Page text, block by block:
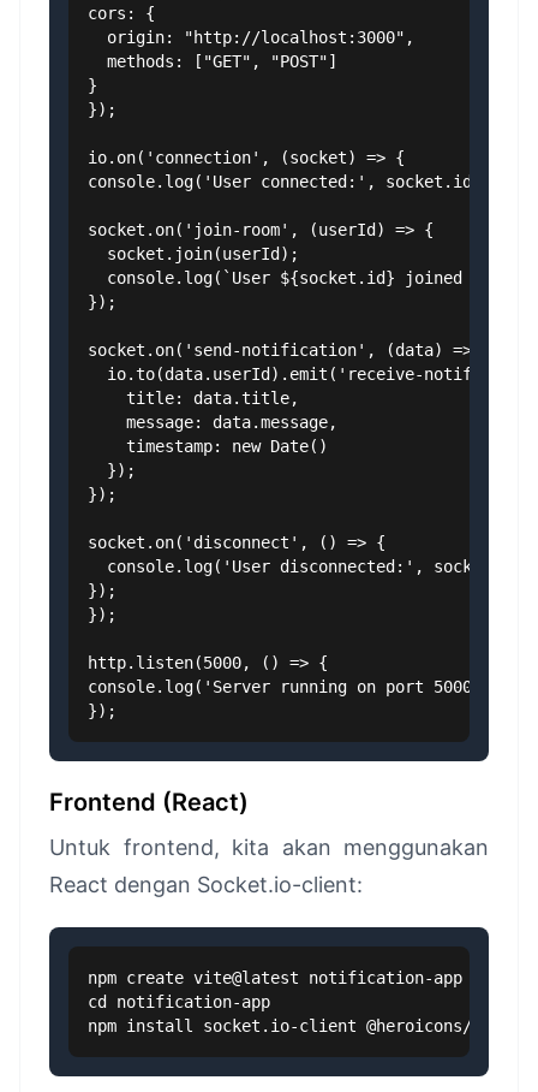
cors: {
  origin: "http://localhost:3000",
  methods: ["GET", "POST"]
}
});
io.on('connection', (socket) => {
console.log('User connected:', socket.id);
socket.on('join-room', (userId) => {
  socket.join(userId);
console.log(`User ${socket.id} joined room
});
socket.on('send-notification', (data) => {
io.to(data.userId).emit('receive-
    title: data.title,
    message: data.message,
    timestamp: new Date()
  });
});
socket.on('disconnect', () => {
  console.log('User disconnected:', socket.id);
});
});
http.listen(5000, () => {
console.log('Server running on port 5000');
});
Frontend (React)
Untuk frontend, kita akan menggunakan
React dengan Socket.io-client:
npm create vite@latest notification-app -- --
cd notification-app
npm install socket.io-client @heroicons/react